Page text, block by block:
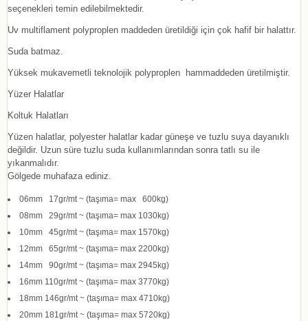
seçenekleri temin edilebilmektedir.
Uv multiflament polyproplen maddeden üretildiği için çok hafif bir halattır.
Suda batmaz.
Yüksek mukavemetli teknolojik polyproplen hammaddeden üretilmiştir.
Yüzer Halatlar
Koltuk Halatları
Yüzen halatlar, polyester halatlar kadar güneşe ve tuzlu suya dayanıklı
değildir. Uzun süre tuzlu suda kullanımlarından sonra tatlı su ile
yıkanmalıdır.
Gölgede muhafaza ediniz.
06mm 17gr/mt ~ (taşıma= max 600kg)
08mm 29gr/mt ~ (taşıma= max 1030kg)
10mm 45gr/mt ~ (taşıma= max 1570kg)
12mm 65gr/mt ~ (taşıma= max 2200kg)
14mm 90gr/mt ~ (taşıma= max 2945kg)
16mm 110gr/mt ~ (taşıma= max 3770kg)
18mm 146gr/mt ~ (taşıma= max 4710kg)
20mm 181gr/mt ~ (taşıma= max 5720kg)